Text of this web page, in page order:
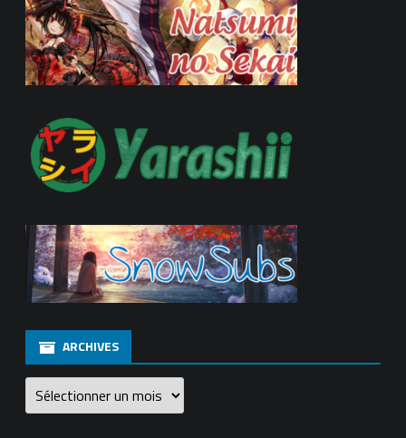
ARCHIVES
Archives